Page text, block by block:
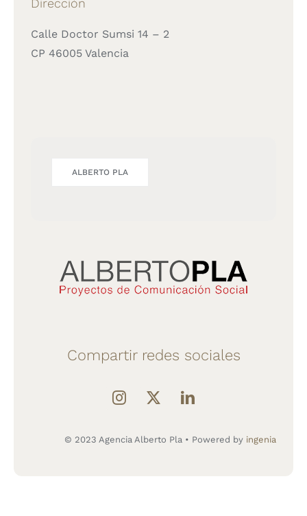
Calle Doctor Sumsi 14 – 2
CP 46005 Valencia
ALBERTO PLA
Compartir redes sociales
© 2023 Agencia Alberto Pla • Powered by ingenia